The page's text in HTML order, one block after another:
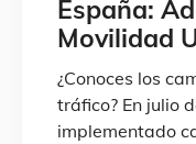
España:
Movilidad
¿Conoces los
tráfico? En julio
implementado